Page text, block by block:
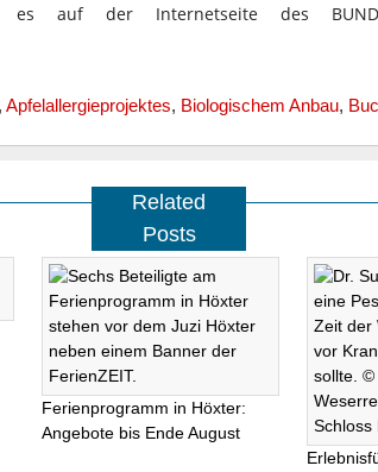
es auf der Internetseite des
, Apfelallergieprojektes, Biologischem Anbau,
Related
Posts
Ferienprogramm in Höxter:
Angebote bis Ende August